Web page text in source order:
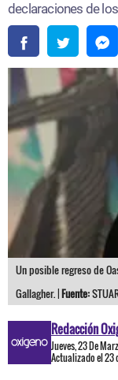
declaraciones de
Un posible regreso de
Gallagher. |Fuente:
Redacción
Jueves, 23 De
Actualizado el 23